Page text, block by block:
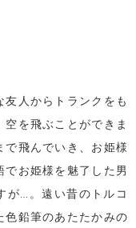
人からトランクをも
を飛ぶことができま
で飛んでいき、お姫様
お姫様を魅了した男
が…。遠い昔のトルコ
色鉛筆のあたたかみの